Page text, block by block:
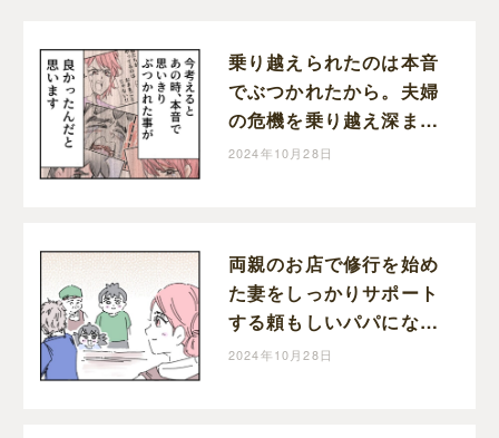
乗り越えられたのは本音
でぶつかれたから。夫婦
の危機を乗り越え深まっ
た家族の絆。育児なめす
2024年10月28日
両親のお店で修行を始め
た妻をしっかりサポート
する頼もしいパパになっ
た育児なめすぎ夫［２０
2024年10月28日